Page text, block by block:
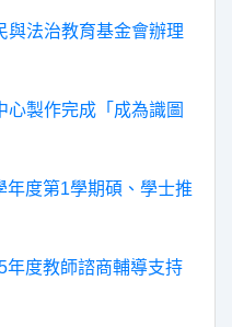
與法治教育基金會辦理
心製作完成「成為識圖
年度第1學期碩、學士推
年度教師諮商輔導支持